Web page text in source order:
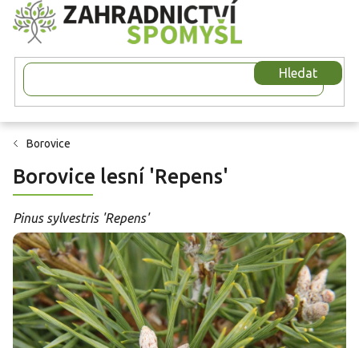
Přejít
na
obsah
Hledat
Borovice
Borovice lesní 'Repens'
Pinus sylvestris 'Repens'